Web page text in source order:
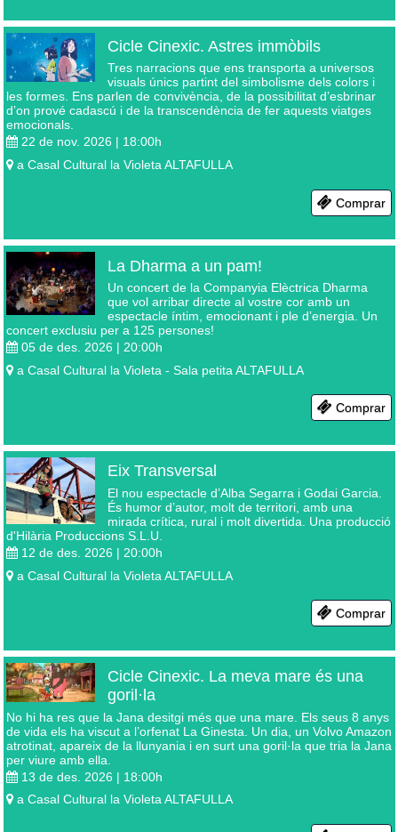
Cicle Cinexic. Astres immòbils
Tres narracions que ens transporta a universos
visuals únics partint del simbolisme dels colors i
les formes. Ens parlen de convivència, de la possibilitat d’esbrinar
d’on prové cadascú i de la transcendència de fer aquests viatges
emocionals.
22 de nov. 2026 | 18:00h
a Casal Cultural la Violeta ALTAFULLA
Comprar
La Dharma a un pam!
Un concert de la Companyia Elèctrica Dharma
que vol arribar directe al vostre cor amb un
espectacle íntim, emocionant i ple d’energia. Un
concert exclusiu per a 125 persones!
05 de des. 2026 | 20:00h
a Casal Cultural la Violeta - Sala petita ALTAFULLA
Comprar
Eix Transversal
El nou espectacle d’Alba Segarra i Godai Garcia.
És humor d’autor, molt de territori, amb una
mirada crítica, rural i molt divertida. Una producció
d'Hilària Produccions S.L.U.
12 de des. 2026 | 20:00h
a Casal Cultural la Violeta ALTAFULLA
Comprar
Cicle Cinexic. La meva mare és una
goril·la
No hi ha res que la Jana desitgi més que una mare. Els seus 8 anys
de vida els ha viscut a l’orfenat La Ginesta. Un dia, un Volvo Amazon
atrotinat, apareix de la llunyania i en surt una goril·la que tria la Jana
per viure amb ella.
13 de des. 2026 | 18:00h
a Casal Cultural la VioletaALTAFULLA